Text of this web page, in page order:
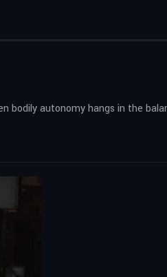
bodily autonomy hangs in the